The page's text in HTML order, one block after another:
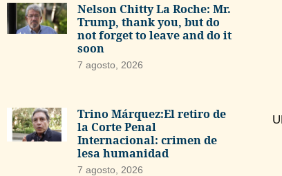
Nelson Chitty La Roche: Mr.
Trump, thank you, but do
not forget to leave and do it
soon
7 agosto, 2026
Trino Márquez:El retiro de
la Corte Penal
Internacional: crimen de
lesa humanidad
7 agosto, 2026